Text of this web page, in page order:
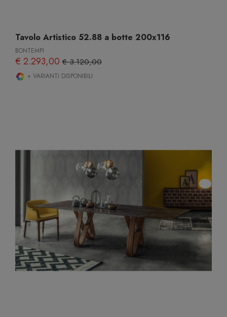
Tavolo Artistico 52.88 a botte 200x116
BONTEMPI
€ 2.293,00 € 3.120,00
+ VARIANTI DISPONIBILI